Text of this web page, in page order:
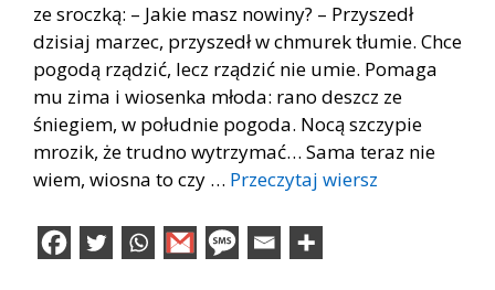
ze sroczką: – Jakie masz nowiny? – Przyszedł
dzisiaj marzec, przyszedł w chmurek tłumie. Chce
pogodą rządzić, lecz rządzić nie umie. Pomaga
mu zima i wiosenka młoda: rano deszcz ze
śniegiem, w południe pogoda. Nocą szczypie
mrozik, że trudno wytrzymać… Sama teraz nie
wiem, wiosna to czy … Przeczytaj wiersz